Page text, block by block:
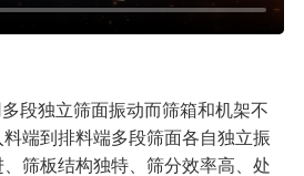
段独立筛面振动而筛箱和机架不
端到排料端多段筛面各自独立振
筛板结构独特、筛分效率高、处